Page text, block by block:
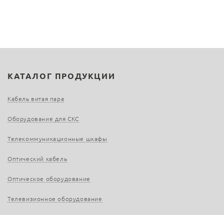
КАТАЛОГ ПРОДУКЦИИ
Кабель витая пара
Оборудование для СКС
Телекоммуникационные шкафы
Оптический кабель
Оптическое оборудование
Телевизионное оборудование